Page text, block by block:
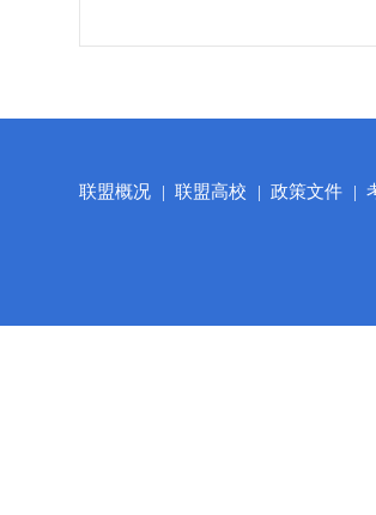
联盟概况 | 联盟高校 | 政策文件 |